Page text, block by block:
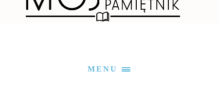
MENU